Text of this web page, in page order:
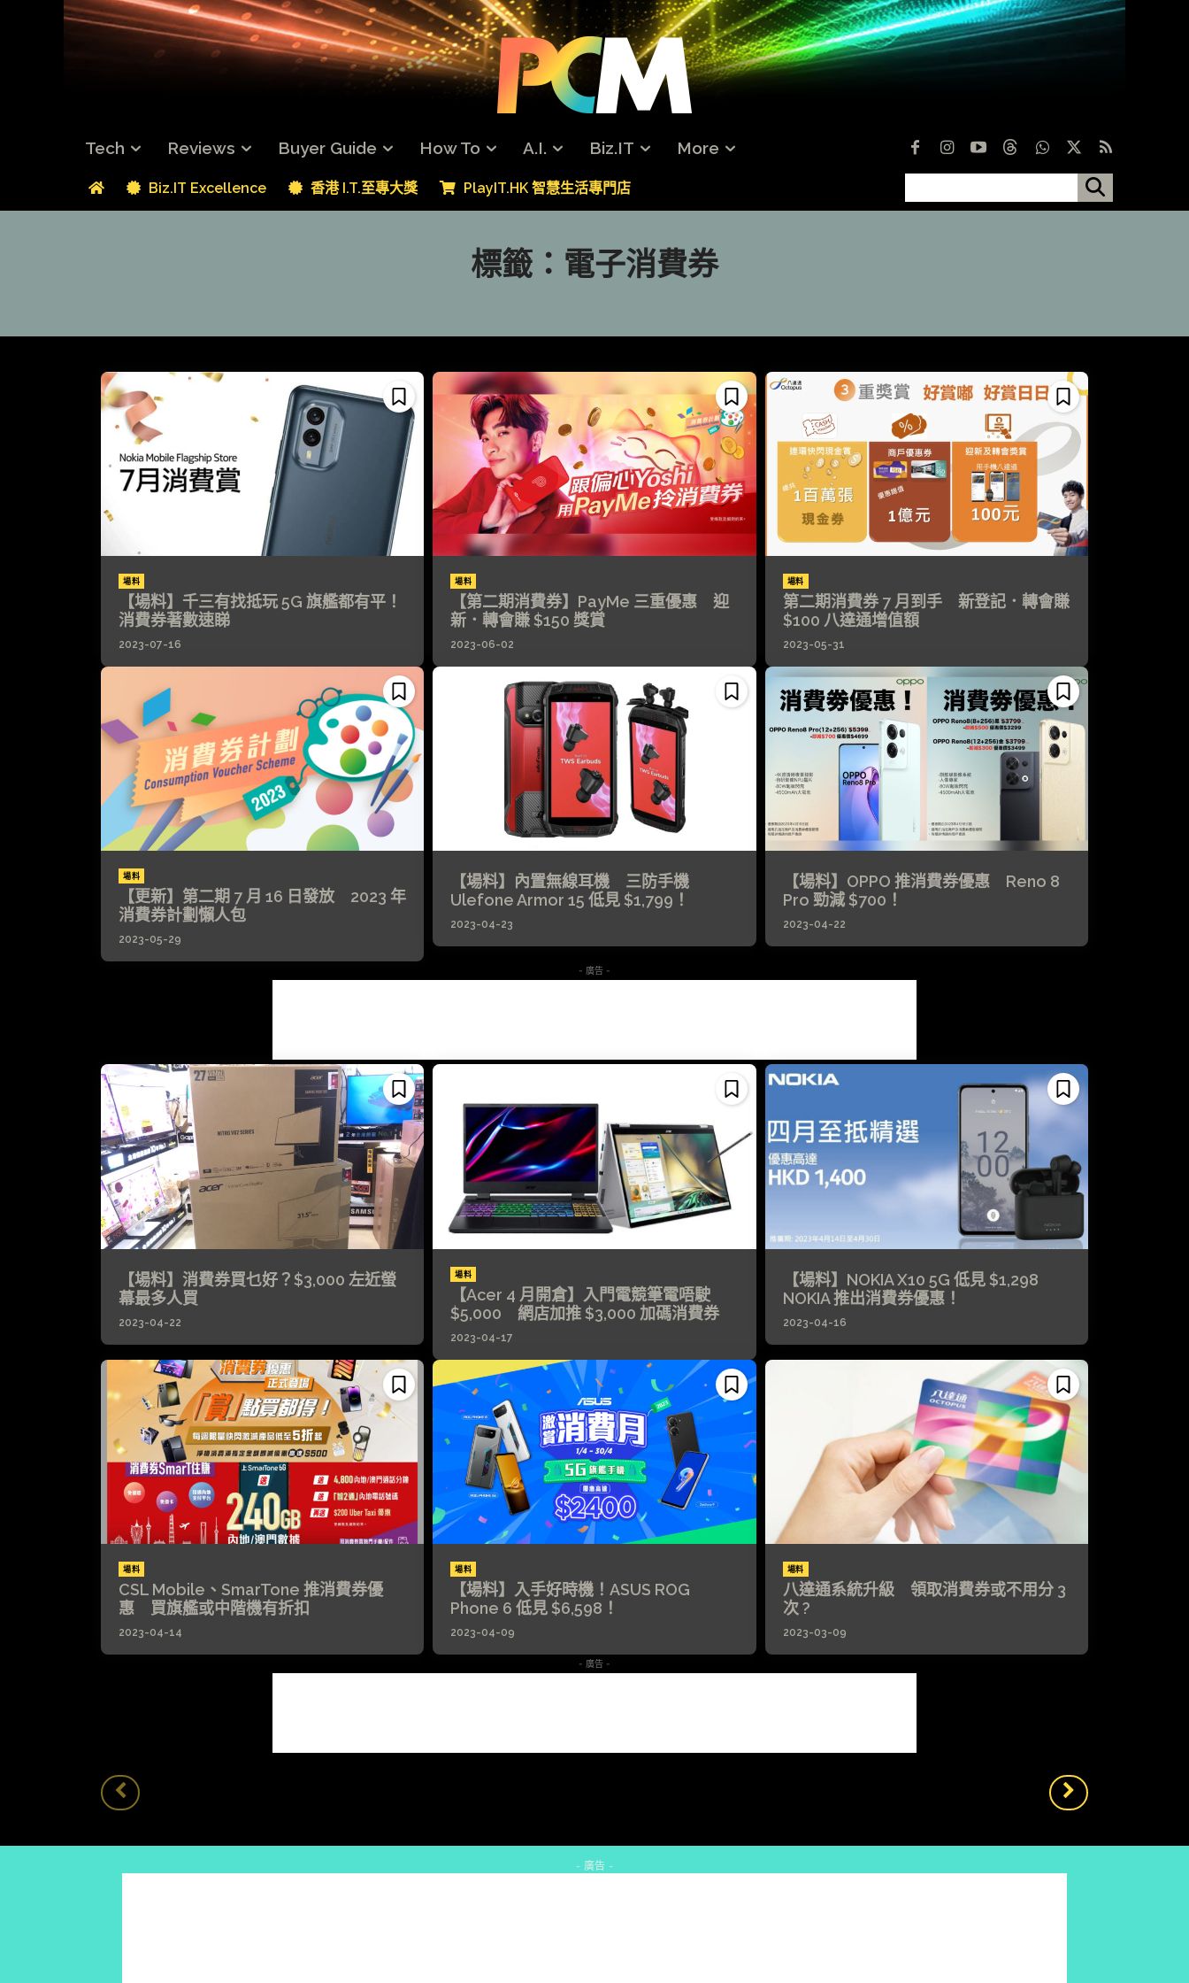
Tech Reviews Buyer Guide How To A.I. Biz.IT More
Biz.IT Excellence 香港 I.T.至專大獎 PlayIT.HK 智慧生活專門店
標籤： 電子消費券
場料
【場料】千三有找抵玩 5G 旗艦都有平！
消費券著數速睇
2023-07-16
場料
【第二期消費券】PayMe 三重優惠 迎
新．轉會賺 $150 獎賞
2023-06-02
場料
第二期消費券 7 月到手 新登記．轉會賺
$100 八達通增值額
2023-05-31
場料
【更新】第二期 7 月 16 日發放 2023 年
消費券計劃懶人包
2023-05-29
【場料】內置無線耳機 三防手機
Ulefone Armor 15 低見 $1,799！
2023-04-23
【場料】OPPO 推消費券優惠 Reno 8
Pro 勁減 $700！
2023-04-22
- 廣告 -
【場料】消費券買乜好？$3,000 左近螢
幕最多人買
2023-04-22
場料
【Acer 4 月開倉】入門電競筆電唔駛
$5,000 網店加推 $3,000 加碼消費券
2023-04-17
【場料】NOKIA X10 5G 低見 $1,298
NOKIA 推出消費券優惠！
2023-04-16
場料
CSL Mobile、SmarTone 推消費券優
惠 買旗艦或中階機有折扣
2023-04-14
場料
【場料】入手好時機！ASUS ROG
Phone 6 低見 $6,598！
2023-04-09
場料
八達通系統升級 領取消費券或不用分 3
次 ?
2023-03-09
- 廣告 -
- 廣告 -